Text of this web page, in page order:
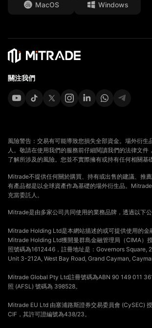
MacOS Windows
關注我們
風險警告：交易有可能導致您損失全部資金。場外衍生
人。敬請在使用我們的服務前仔細閱讀我們的法律文件
了解所涉及的風險。您並不實際擁有或持有任何相關基
Mitrade不提供任何關於購買、持有或出售的建議、推
有產品都是以全球資產作為基礎的場外衍生品。
充當委託人。
Mitrade是由多家公司共同使用的業務品牌，透過以下公
Mitrade Holding Ltd是本網站描述的或可提供使用的金
Mitrade Holding Ltd獲開曼群島金融管理局（CIMA）
照號碼為1612446，註冊地址是：Governors Square,
Unit 3-212A, West Bay Road, Grand Cayman,
Mitrade Global Pty Ltd註冊號碼為ABN 90 149 011
照 (AFSL) 號碼為 398528。
Mitrade EU Ltd 由塞浦路斯證券交易委員會 (CySEC)
CIF，其許可證編號為438/23。